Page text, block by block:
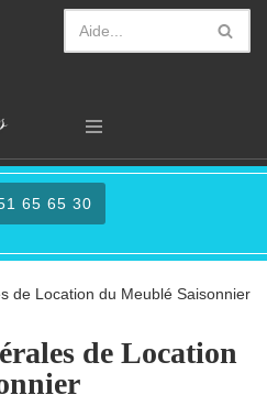
65 65 30
de Location du Meublé Saisonnier
de Location